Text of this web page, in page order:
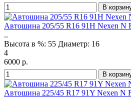
В
Автошина 205/55 R16 91H Nexen N
..
Высота в %: 55 Диаметр: 16
4
6000 р.
В
Автошина 225/45 R17 91Y Nexen N